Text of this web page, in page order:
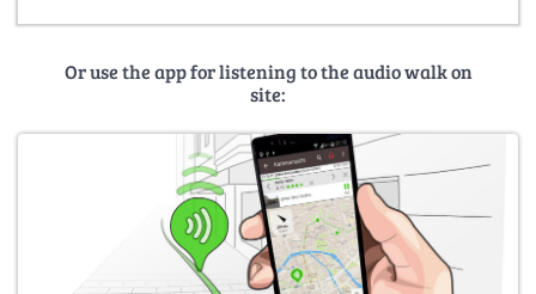
Or use the app for listening to the audio walk on
site: